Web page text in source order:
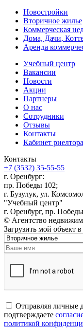
Новостройки
Вторичное жилье
Коммерческая
Дома, Дачи,
Аренда
Учебный центр
Вакансии
Новости
Акции
Партнеры
О нас
Сотрудники
Отзывы
Контакты
Кабинет риелтора
Контакты
+7 (3532) 35-55-55
г. Оренбург:
пр. Победы 102;
г. Бузулук, ул.
"Учебный центр"
г. Оренбург, пр.
© Агентство
Загрузить мой объект в
Отправляя личные
подтверждаете
политикой